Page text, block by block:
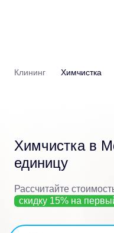
Клининг Химчистка
Химчистка в
единицу
Рассчитайте
скидку 15% на